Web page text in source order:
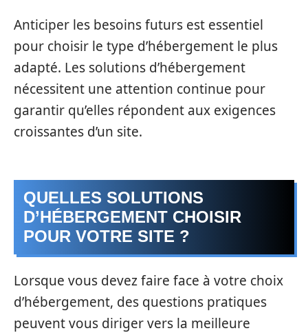
Anticiper les besoins futurs est essentiel
pour choisir le type d’hébergement le plus
adapté. Les solutions d’hébergement
nécessitent une attention continue pour
garantir qu’elles répondent aux exigences
croissantes d’un site.
QUELLES SOLUTIONS
D’HÉBERGEMENT CHOISIR
POUR VOTRE SITE ?
Lorsque vous devez faire face à votre choix
d’hébergement, des questions pratiques
peuvent vous diriger vers la meilleure